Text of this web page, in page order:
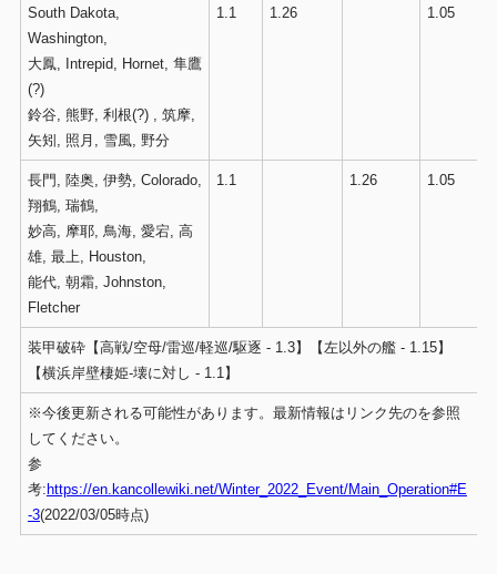
South Dakota,
Washington,
大鳳, Intrepid, Hornet, 隼鷹
(?)
鈴谷, 熊野, 利根(?) , 筑摩,
矢矧, 照月, 雪風, 野分
1.1 1.26 1.05
長門, 陸奥, 伊勢, Colorado,
翔鶴, 瑞鶴,
妙高, 摩耶, 鳥海, 愛宕, 高
雄, 最上, Houston,
能代, 朝霜, Johnston,
Fletcher
1.1 1.26 1.05
装甲破砕【高戦/空母/雷巡/軽巡/駆逐 - 1.3】【左以外の艦 - 1.15】
【横浜岸壁棲姫-壊に対し - 1.1】
※今後更新される可能性があります。最新情報はリンク先のを参照
してください。
参
考:https://en.kancollewiki.net/Winter_2022_Event/Main_Operation#E
-3(2022/03/05時点)